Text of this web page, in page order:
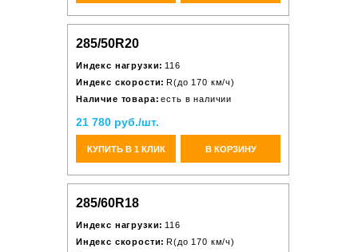
285/50R20
Индекс нагрузки: 116
Индекс скорости: R(до 170 км/ч)
Наличие товара: есть в наличии
21 780 руб./шт.
КУПИТЬ В 1 КЛИК В КОРЗИНУ
285/60R18
Индекс нагрузки: 116
Индекс скорости: R(до 170 км/ч)